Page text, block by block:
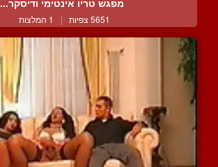
5651 צפיות | 1 המלצות